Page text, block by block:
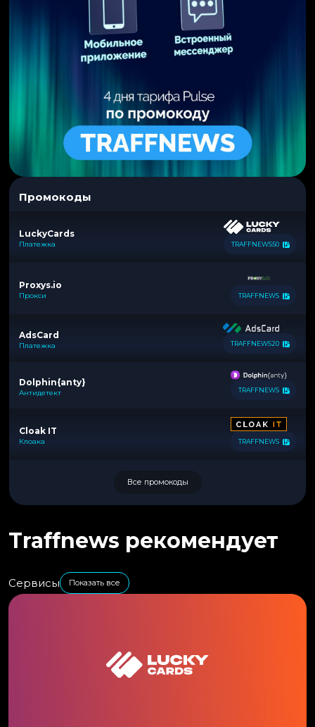
Промокоды
LuckyCards
Платежка TRAFFNEWS50
Proxys.io
Прокси TRAFFNEWS
AdsCard
Платежка TRAFFNEWS20
Dolphin{anty}
Антидетект TRAFFNEWS
Cloak IT
Клоака TRAFFNEWS
Все промокоды
Traffnews рекомендует
Сервисы Показать все